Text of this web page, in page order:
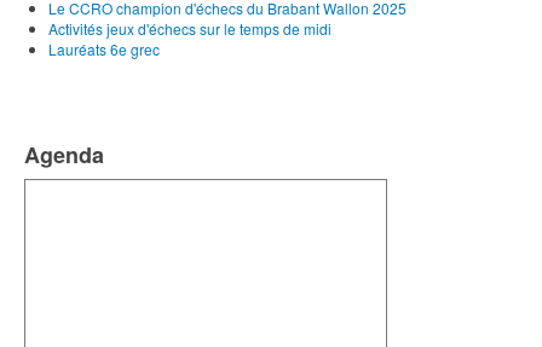
Le CCRO champion d'échecs du Brabant Wallon 2025
Activités jeux d'échecs sur le temps de midi
Lauréats 6e grec
Agenda